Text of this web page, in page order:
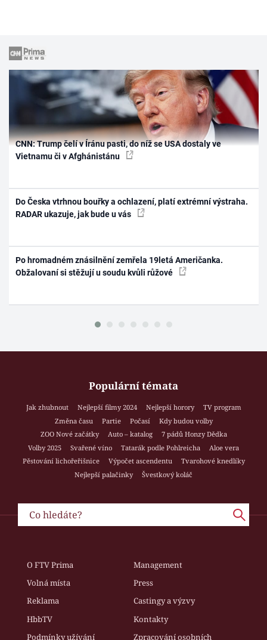
CNN: Trump čelí v Íránu pasti, do níž se USA dostaly ve
Vietnamu či v Afghánistánu
Do Česka vtrhnou bouřky a ochlazení, platí extrémní výstraha.
RADAR ukazuje, jak bude u vás
Po hromadném znásilnění zemřela 19letá Američanka.
Obžalovaní si stěžují u soudu kvůli růžové
Populární témata
Jak zhubnout Nejlepší filmy 2024 Nejlepší horory
TV program
Změna času
Partie Počasí
Kdy budou volby
ZOO Nové začátky
Auto – katalog
7 pádů Honzy Dědka
Volby 2025
Svařené víno Tatarák podle Pohlreicha
Aloe vera
Pěstování lichořeřišnice
Výpočet ascendentu
Tvarohové knedlíky
Nejlepší palačinky
Švestkový koláč
O FTV Prima
Management
Volná místa
Press
Reklama
Castingy a výzvy
HbbTV
Kontakty
Podmínky užívání
Zpracování osobních